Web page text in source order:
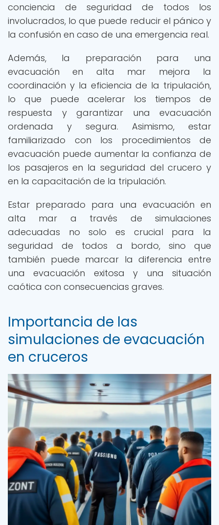
conciencia de seguridad de todos los
involucrados, lo que puede reducir el pánico y
la confusión en caso de una emergencia real.
Además, la preparación para una
evacuación en alta mar mejora la
coordinación y la eficiencia de la tripulación,
lo que puede acelerar los tiempos de
respuesta y garantizar una evacuación
ordenada y segura. Asimismo, estar
familiarizado con los procedimientos de
evacuación puede aumentar la confianza de
los pasajeros en la seguridad del crucero y
en la capacitación de la tripulación.
Estar preparado para una evacuación en
alta mar a través de simulaciones
adecuadas no solo es crucial para la
seguridad de todos a bordo, sino que
también puede marcar la diferencia entre
una evacuación exitosa y una situación
caótica con consecuencias graves.
Importancia de las
simulaciones de evacuación
en cruceros